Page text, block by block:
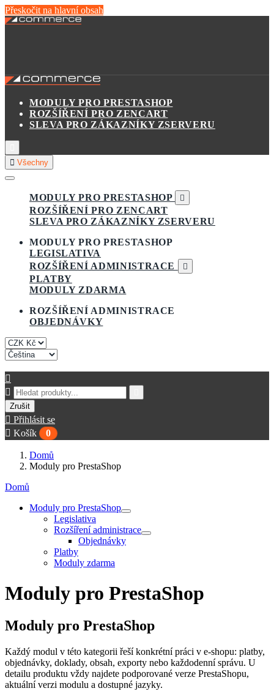
Přeskočit na hlavní obsah
MODULY PRO PRESTASHOP
ROZŠÍŘENÍ PRO ZENCART
SLEVA PRO ZÁKAZNÍKY ZSERVERU
 Všechny
MODULY PRO PRESTASHOP 
ROZŠÍŘENÍ PRO ZENCART
SLEVA PRO ZÁKAZNÍKY ZSERVERU
MODULY PRO PRESTASHOP
LEGISLATIVA
ROZŠÍŘENÍ ADMINISTRACE

PLATBY
MODULY ZDARMA
ROZŠÍŘENÍ ADMINISTRACE
OBJEDNÁVKY


Zrušit
 Přihlásit se
 Košík 0
Domů
Moduly pro PrestaShop
Domů
Moduly pro PrestaShop
Legislativa
Rozšíření administrace
Objednávky
Platby
Moduly zdarma
Moduly pro PrestaShop
Moduly pro PrestaShop
Každý modul v této kategorii řeší konkrétní práci v e-shopu: platby,
objednávky, doklady, obsah, exporty nebo každodenní správu. U
detailu produktu vždy najdete podporované verze PrestaShopu,
aktuální verzi modulu a dostupné jazyky.